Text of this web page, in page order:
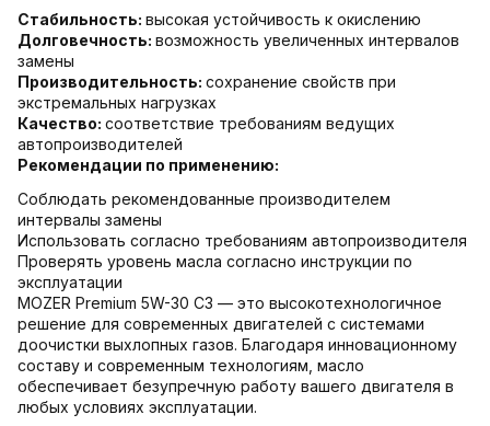
Стабильность: высокая устойчивость к окислению
Долговечность: возможность увеличенных интервалов
замены
Производительность: сохранение свойств при
экстремальных нагрузках
Качество: соответствие требованиям ведущих
автопроизводителей
Рекомендации по применению:
Соблюдать рекомендованные производителем
интервалы замены
Использовать согласно требованиям автопроизводителя
Проверять уровень масла согласно инструкции по
эксплуатации
MOZER Premium 5W-30 C3 — это высокотехнологичное
решение для современных двигателей с системами
доочистки выхлопных газов. Благодаря инновационному
составу и современным технологиям, масло
обеспечивает безупречную работу вашего двигателя в
любых условиях эксплуатации.